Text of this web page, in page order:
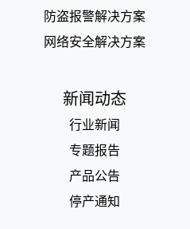
防盗报警解决方案
网络安全解决方案
新闻动态
行业新闻
专题报告
产品公告
停产通知